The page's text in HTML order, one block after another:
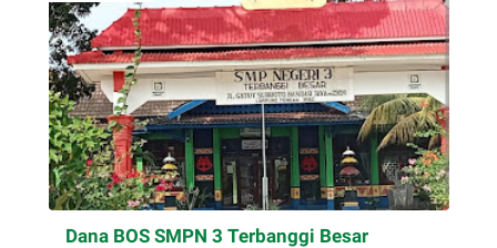
Dana BOS SMPN 3 Terbanggi Besar